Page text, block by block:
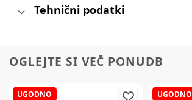
Tehnični podatki
OGLEJTE SI VEČ PONUDB
UGODNO UGODNO